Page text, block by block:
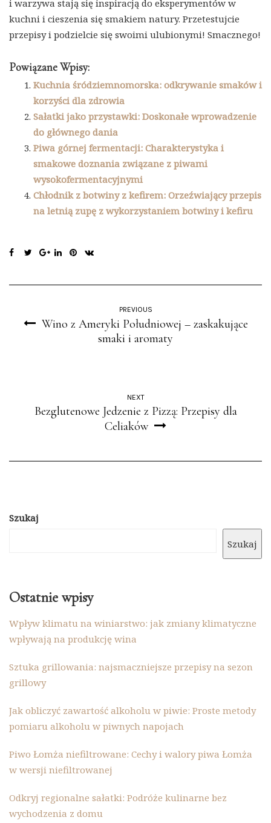
i warzywa stają się inspiracją do eksperymentów w
kuchni i cieszenia się smakiem natury. Przetestujcie
przepisy i podzielcie się swoimi ulubionymi! Smacznego!
Powiązane Wpisy:
Kuchnia śródziemnomorska: odkrywanie smaków i
korzyści dla zdrowia
Sałatki jako przystawki: Doskonałe wprowadzenie
do głównego dania
Piwa górnej fermentacji: Charakterystyka i
smakowe doznania związane z piwami
wysokofermentacyjnymi
Chłodnik z botwiny z kefirem: Orzeźwiający przepis
na letnią zupę z wykorzystaniem botwiny i kefiru
PREVIOUS
Wino z Ameryki Południowej – zaskakujące
smaki i aromaty
NEXT
Bezglutenowe Jedzenie z Pizzą: Przepisy dla
Celiaków
Szukaj
Szukaj
Ostatnie wpisy
Wpływ klimatu na winiarstwo: jak zmiany klimatyczne
wpływają na produkcję wina
Sztuka grillowania: najsmaczniejsze przepisy na sezon
grillowy
Jak obliczyć zawartość alkoholu w piwie: Proste metody
pomiaru alkoholu w piwnych napojach
Piwo Łomża niefiltrowane: Cechy i walory piwa Łomża
w wersji niefiltrowanej
Odkryj regionalne sałatki: Podróże kulinarne bez
wychodzenia z domu